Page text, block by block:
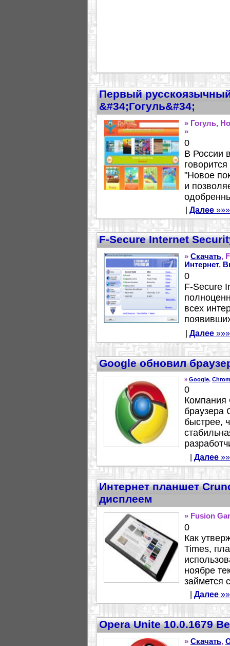
Первый
&#34;Гогуль&#34;
» Гогуль,
»
0
В России
"Новое
и
Далее »»»
F-Secure Internet
» Скачать,
Интернет,
0
F-Secure
всех
Далее »»»
Google обновил
» Google,
0
Компания
браузера
быстрее,
Далее
Интернет планшет
дисплеем
» Fusion
0
Как
Times,
ноябре
займется
Далее
Opera Unite 10.0.1679
» Скачать,